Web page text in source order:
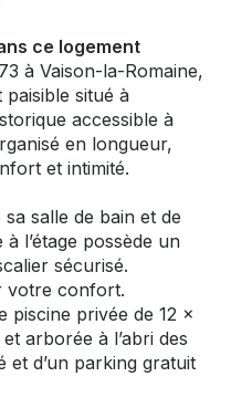
ce logement
à Vaison-la-Romaine,
situé à
accessible à
en longueur,
et intimité.
salle de bain et de
l’étage possède un
sécurisé.
votre confort.
piscine privée de 12 ×
arborée à l’abri des
et d’un parking gratuit